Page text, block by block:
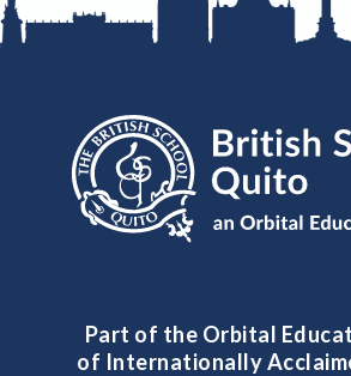
Part of the Orbital
of Internationally